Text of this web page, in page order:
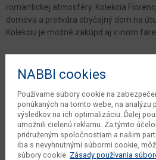
romantickej atmosféry. Kolekcia
domova a pretvára obyčajný dom na
Kolekciu je možné zakúpiť aj v inom
Hĺbka 64.7
Výška
počet balíkov výrobcu 5 ks
NABBI cookies
Používame súbory cookie na
ponúkaných na tomto webe, na analýzu
výsledkov na ich optimalizáciu. Ďalej
umožnili cielenú reklamu. Za týmto
pridruženým spoločnostiam a našim
iba s nevyhnutnými súbormi cookie,
súbory cookie. Zásady používania